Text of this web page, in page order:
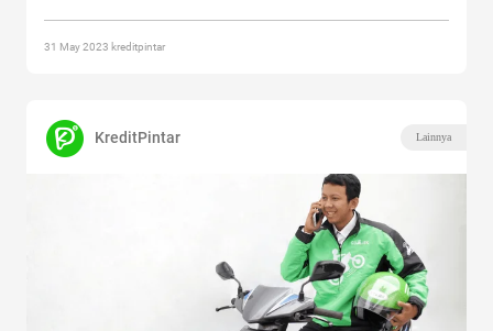
31 May 2023 kreditpintar
KreditPintar Lainnya